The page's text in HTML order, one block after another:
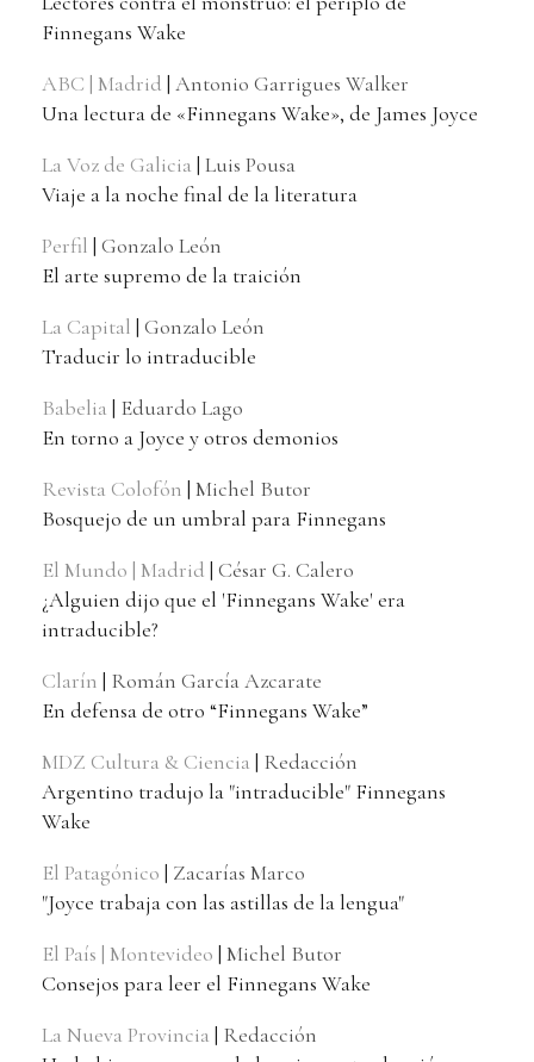
Finnegans Wake
ABC | Madrid | Antonio Garrigues Walker
Una lectura de «Finnegans Wake», de James Joyce
La Voz de Galicia | Luis Pousa
Viaje a la noche final de la literatura
Perfil | Gonzalo León
El arte supremo de la traición
La Capital | Gonzalo León
Traducir lo intraducible
Babelia | Eduardo Lago
En torno a Joyce y otros demonios
Revista Colofón | Michel Butor
Bosquejo de un umbral para Finnegans
El Mundo | Madrid | César G. Calero
¿Alguien dijo que el 'Finnegans Wake' era
intraducible?
Clarín | Román García Azcarate
En defensa de otro “Finnegans Wake”
MDZ Cultura & Ciencia | Redacción
Argentino tradujo la "intraducible" Finnegans
Wake
El Patagónico | Zacarías Marco
"Joyce trabaja con las astillas de la lengua"
El País | Montevideo | Michel Butor
Consejos para leer el Finnegans Wake
La Nueva Provincia | Redacción